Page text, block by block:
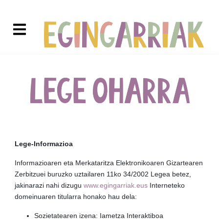
Lege-Informazioa
Informazioaren eta Merkataritza Elektronikoaren Gizartearen
Zerbitzuei buruzko uztailaren 11ko 34/2002 Legea betez,
jakinarazi nahi dizugu www.egingarriak.eus Interneteko
domeinuaren titularra honako hau dela:
Sozietatearen izena: Iametza Interaktiboa